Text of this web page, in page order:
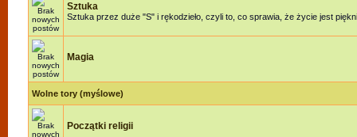
Sztuka
Sztuka przez duże "S" i rękodzieło, czyli to, co sprawia, że życie jest
Magia
Wolne tory (myślowe)
Początki religii